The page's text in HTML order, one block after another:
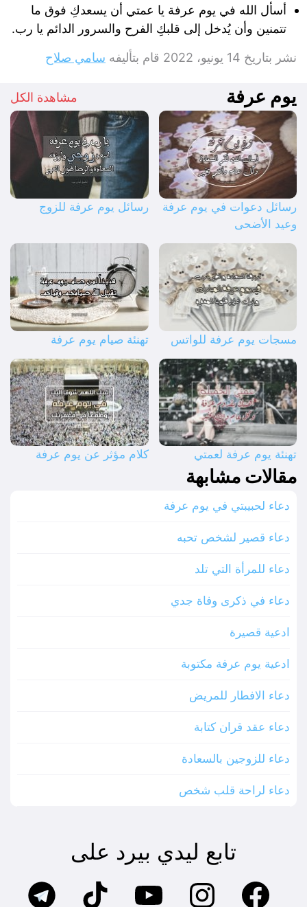
أسأل الله في يوم عرفة يا عمتي أن يسعدكِ فوق ما
تتمنين وأن يُدخل إلى قلبكِ الفرح والسرور الدائم يا رب.
نشر بتاريخ 14 يونيو، 2022 قام بتأليفه سامي صلاح
يوم عرفة مشاهدة الكل
رسائل دعوات في يوم عرفة
وعيد الأضحى
رسائل يوم عرفة للزوج
مسجات يوم عرفة للواتس تهنئة صيام يوم عرفة
تهنئة يوم عرفة لعمتي كلام مؤثر عن يوم عرفة
مقالات مشابهة
دعاء لحبيبتي في يوم عرفة
دعاء قصير لشخص تحبه
دعاء للمرأة التي تلد
دعاء في ذكرى وفاة جدي
ادعية قصيرة
ادعية يوم عرفة مكتوبة
دعاء الافطار للمريض
دعاء عقد قران كتابة
دعاء للزوجين بالسعادة
دعاء لراحة قلب شخص
تابع ليدي بيرد على